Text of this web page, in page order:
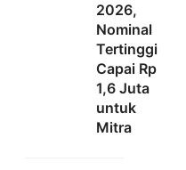
2026,
Nominal
Tertinggi
Capai Rp
1,6 Juta
untuk
Mitra